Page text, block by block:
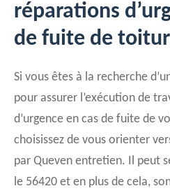
réparations
de fuite de
Si vous êtes à la recherche
pour assurer l’exécution de
d’urgence en cas de fuite de
choisissez de vous orienter
par Queven entretien. Il peut
le 56420 et en plus de cela,